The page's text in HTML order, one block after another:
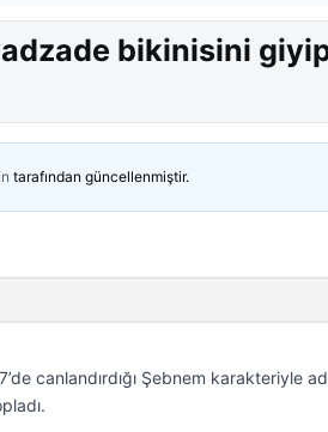
bikinisini
tarafından güncellenmiştir.
canlandırdığı Şebnem karakteriyle